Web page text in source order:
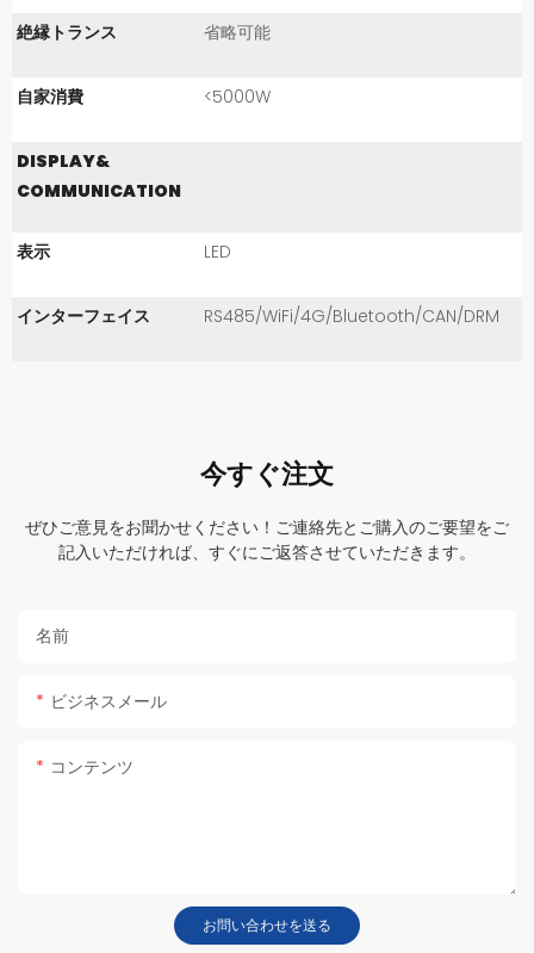
絶縁トランス 省略可能
自家消費 <5000W
DISPLAY&
COMMUNICATION
表示 LED
インターフェイス RS485/WiFi/4G/Bluetooth/CAN/DRM
今すぐ注文
ぜひご意見をお聞かせください！ご連絡先とご購入のご要望をご
記入いただければ、すぐにご返答させていただきます。
名前
ビジネスメール
コンテンツ
お問い合わせを送る